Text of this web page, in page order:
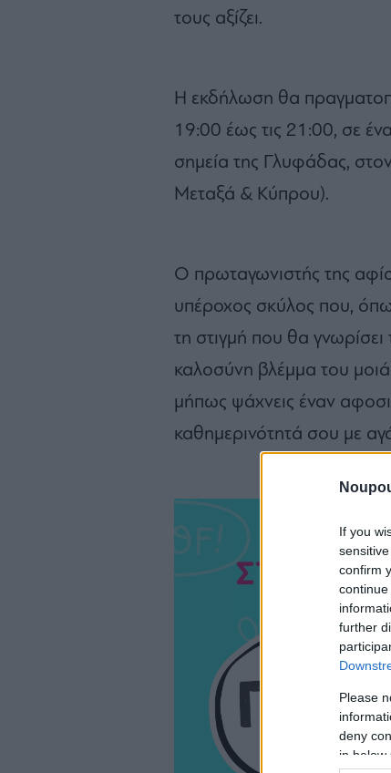
If you
confirm
further
Please
deny
in below
τους αξίζει.
Η εκδήλωση θα
19:00 έως τις 21:00, σε
σημεία της Γλυφάδας,
Μεταξά & Κύπρου).
Ο πρωταγωνιστής της
υπέροχος σκύλος που,
τη στιγμή που θα
καλοσύνη βλέμμα του
μήπως ψάχνεις έναν
καθημερινότητά σου με